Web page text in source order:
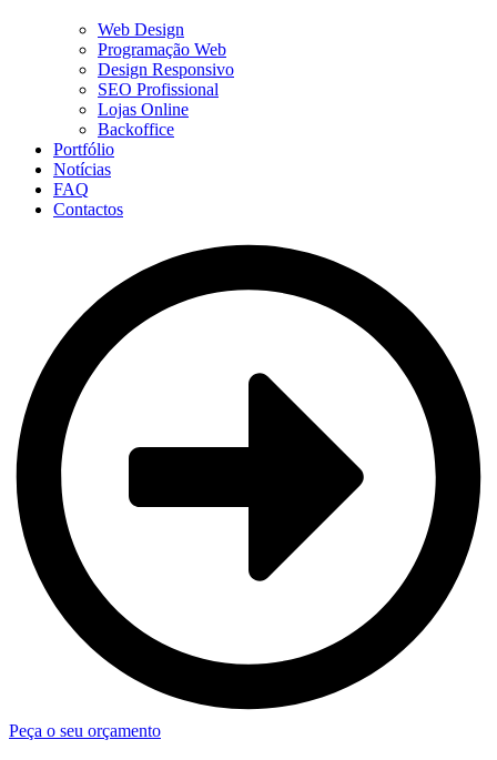
Web Design
Programação Web
Design Responsivo
SEO Profissional
Lojas Online
Backoffice
Portfólio
Notícias
FAQ
Contactos
Peça o seu orçamento